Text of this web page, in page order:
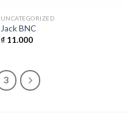
UNCATEGORIZED
Jack BNC
₫11.000
3